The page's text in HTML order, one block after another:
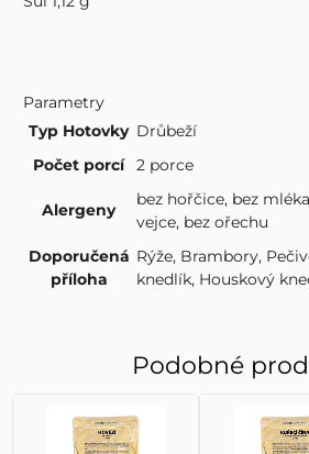
Parametry
Typ Hotovky Drůbeží
Počet porcí
2 porce
Alergeny
bez hořčice, bez
vejce, bez ořechu
Doporučená
příloha
Rýže, Brambory,
knedlík, Houskový
Podobné